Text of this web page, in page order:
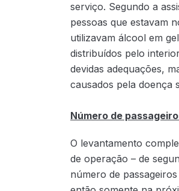
serviço. Segundo a
pessoas que estavam
utilizavam álcool em
distribuídos pelo
devidas adequações,
causados pela doença
Número de
O levantamento
de operação – de
número de